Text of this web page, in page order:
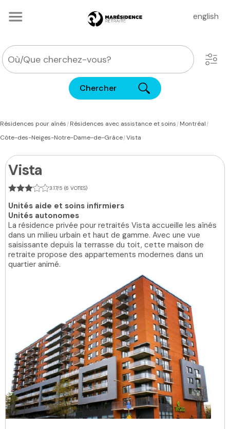
english
Chercher
Résidences pour aînés|Résidences avec assistance et soins|Montréal|
Côte-des-Neiges-Notre-Dame-de-Grâce|Vista
Vista
3.17/5 (6 VOTES)
Unités aide et soins infirmiers
Unités autonomes
La résidence privée pour retraités Vista accueille les aînés
dans un milieu urbain et haut de gamme. Avec une vue
saisissante depuis la terrasse du toit, cette maison de
retraite propose des appartements modernes dans un
quartier animé.